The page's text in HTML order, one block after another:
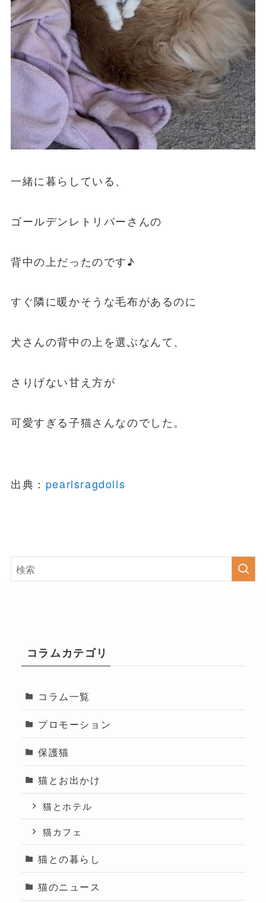
一緒に暮らしている、
ゴールデンレトリバーさんの
背中の上だったのです♪
すぐ隣に暖かそうな毛布があるのに
犬さんの背中の上を選ぶなんて、
さりげない甘え方が
可愛すぎる子猫さんなのでした。
出典： pearlsragdolls
コラムカテゴリ
コラム一覧
プロモーション
保護猫
猫とお出かけ
猫とホテル
猫カフェ
猫との暮らし
猫のニュース